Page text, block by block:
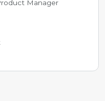
Manager